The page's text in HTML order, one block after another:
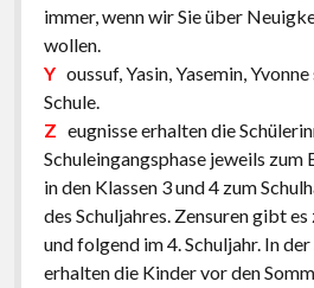
immer, wenn wir Sie über
wollen.
Youssuf, Yasin, Yasemin,
Schule.
Z eugnisse erhalten die
Schuleingangsphase jeweils zum
in den Klassen 3 und 4 zum
des Schuljahres. Zensuren gibt
und folgend im 4. Schuljahr. In
erhalten die Kinder vor den